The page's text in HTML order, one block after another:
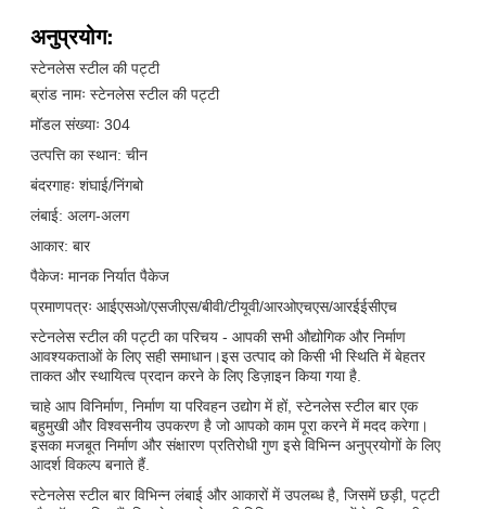
अनुप्रयोग:
स्टेनलेस स्टील की पट्टी
ब्रांड नामः स्टेनलेस स्टील की पट्टी
मॉडल संख्याः 304
उत्पत्ति का स्थान: चीन
बंदरगाहः शंघाई/निंगबो
लंबाई: अलग-अलग
आकार: बार
पैकेजः मानक निर्यात पैकेज
प्रमाणपत्रः आईएसओ/एसजीएस/बीवी/टीयूवी/आरओएचएस/आरईईसीएच
स्टेनलेस स्टील की पट्टी का परिचय - आपकी सभी औद्योगिक और निर्माण
आवश्यकताओं के लिए सही समाधान।इस उत्पाद को किसी भी स्थिति में बेहतर
ताकत और स्थायित्व प्रदान करने के लिए डिज़ाइन किया गया है.
चाहे आप विनिर्माण, निर्माण या परिवहन उद्योग में हों, स्टेनलेस स्टील बार एक
बहुमुखी और विश्वसनीय उपकरण है जो आपको काम पूरा करने में मदद करेगा।
इसका मजबूत निर्माण और संक्षारण प्रतिरोधी गुण इसे विभिन्न अनुप्रयोगों के लिए
आदर्श विकल्प बनाते हैं.
स्टेनलेस स्टील बार विभिन्न लंबाई और आकारों में उपलब्ध है, जिसमें छड़ी, पट्टी